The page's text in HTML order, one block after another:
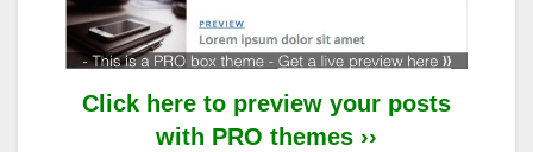
Click here to preview your posts
with PRO themes ››